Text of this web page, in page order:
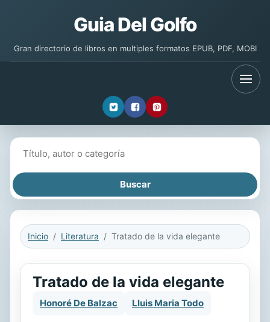
Guia Del Golfo
Gran directorio de libros en multiples formatos EPUB, PDF, MOBI
Inicio Literatura Tratado de la vida elegante
Tratado de la vida elegante
Honoré De Balzac Lluis Maria Todo